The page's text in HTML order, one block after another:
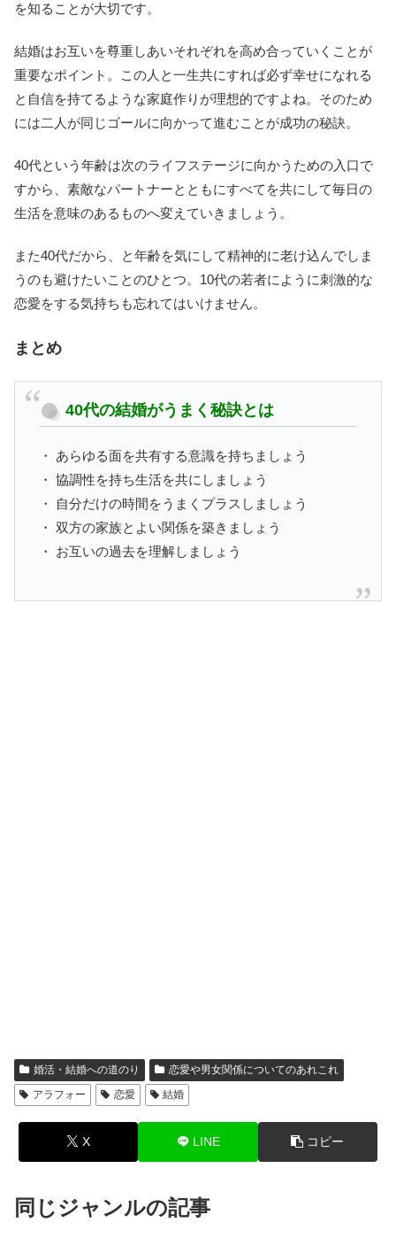
を知ることが大切です。
結婚はお互いを尊重しあいそれぞれを高め合っていくことが
重要なポイント。この人と一生共にすれば必ず幸せになれる
と自信を持てるような家庭作りが理想的ですよね。そのため
には二人が同じゴールに向かって進むことが成功の秘訣。
40代という年齢は次のライフステージに向かうための入口で
すから、素敵なパートナーとともにすべてを共にして毎日の
生活を意味のあるものへ変えていきましょう。
また40代だから、と年齢を気にして精神的に老け込んでしま
うのも避けたいことのひとつ。10代の若者にように刺激的な
恋愛をする気持ちも忘れてはいけません。
まとめ
40代の結婚がうまく秘訣とは
・ あらゆる面を共有する意識を持ちましょう
・ 協調性を持ち生活を共にしましょう
・ 自分だけの時間をうまくプラスしましょう
・ 双方の家族とよい関係を築きましょう
・ お互いの過去を理解しましょう
婚活・結婚への道のり
恋愛や男女関係についてのあれこれ
アラフォー
恋愛 結婚
X LINE コピー
同じジャンルの記事